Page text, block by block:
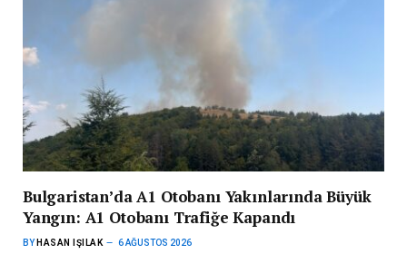
Bulgaristan’da A1 Otobanı Yakınlarında Büyük
Yangın: A1 Otobanı Trafiğe Kapandı
BY HASAN IŞILAK 6 AĞUSTOS 2026